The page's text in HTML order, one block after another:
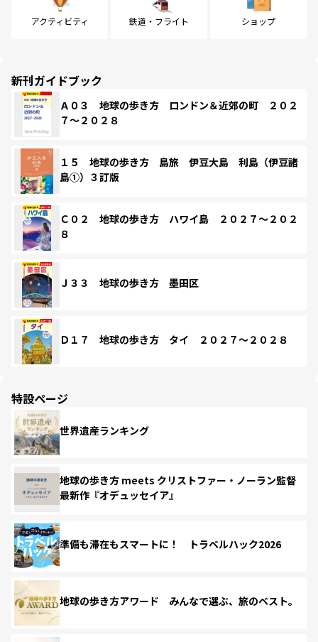
アクティビティ 鉄道・フライト ショップ
新刊ガイドブック
Ａ０３ 地球の歩き方 ロンドン＆近郊の町 ２０２
７～２０２８
１５ 地球の歩き方 島旅 伊豆大島 利島（伊豆諸
島①）３訂版
Ｃ０２ 地球の歩き方 ハワイ島 ２０２７～２０２
８
Ｊ３３ 地球の歩き方 墨田区
Ｄ１７ 地球の歩き方 タイ ２０２７～２０２８
特設ページ
世界遺産ランキング
地球の歩き方 meets クリストファー・ノーラン監督
最新作『オデュッセイア』
準備も滞在もスマートに！ トラベルハック2026
地球の歩き方アワード みんなで選ぶ、旅のベスト。